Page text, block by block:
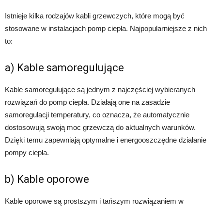
Istnieje kilka rodzajów kabli grzewczych, które mogą być
stosowane w instalacjach pomp ciepła. Najpopularniejsze z nich
to:
a) Kable samoregulujące
Kable samoregulujące są jednym z najczęściej wybieranych
rozwiązań do pomp ciepła. Działają one na zasadzie
samoregulacji temperatury, co oznacza, że automatycznie
dostosowują swoją moc grzewczą do aktualnych warunków.
Dzięki temu zapewniają optymalne i energooszczędne działanie
pompy ciepła.
b) Kable oporowe
Kable oporowe są prostszym i tańszym rozwiązaniem w